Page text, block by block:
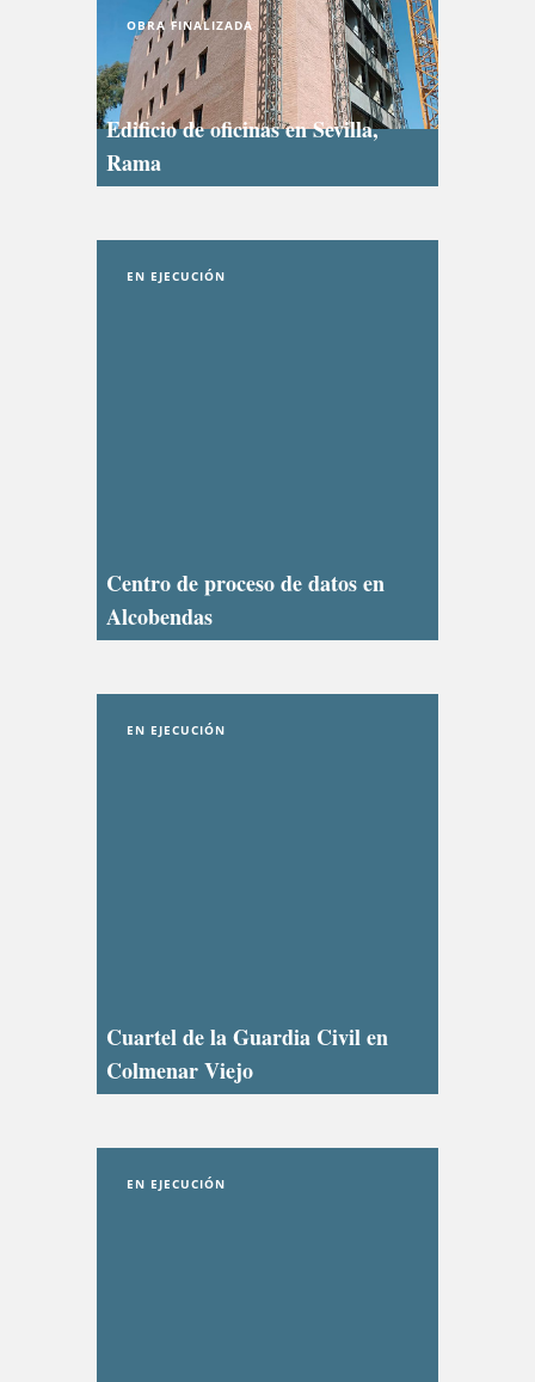
OBRA FINALIZADA
Edificio de oficinas en Sevilla,
Rama
EN EJECUCIÓN
Centro de proceso de datos en
Alcobendas
EN EJECUCIÓN
Cuartel de la Guardia Civil en
Colmenar Viejo
EN EJECUCIÓN